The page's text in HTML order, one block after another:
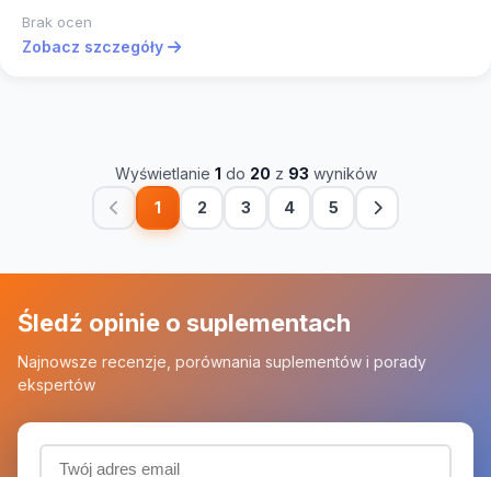
Brak ocen
Zobacz szczegóły
Wyświetlanie 1 do 20 z 93 wyników
1
2 3 4 5
Śledź opinie o suplementach
Najnowsze recenzje, porównania suplementów i porady
ekspertów
Adres email (wymagany)